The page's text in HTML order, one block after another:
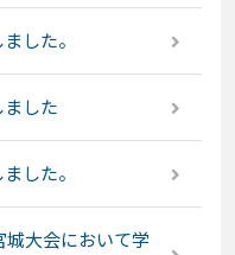
した。
した
した。
大会において学